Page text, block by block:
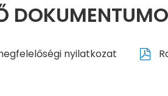
nyilatkozat